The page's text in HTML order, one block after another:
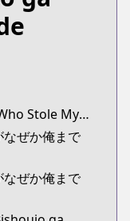
series/the-synonyms:The Handsome Girl Who Stole My Girlfriend Seems to Be after Me Now
ぜか俺まで
ぜか俺まで